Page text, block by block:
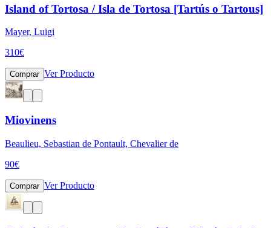
Island of Tortosa / Isla de Tortosa [Tartús o Tartous]
Mayer, Luigi
310€
Comprar Ver Producto
Miovinens
Beaulieu, Sebastian de Pontault, Chevalier de
90€
Comprar Ver Producto